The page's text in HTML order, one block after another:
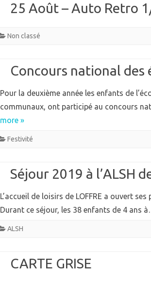
25 Août – Auto Retro
Non classé
Concours national des
Pour la deuxième année les enfants de
communaux, ont participé au concours
more »
Festivité
Séjour 2019 à l’ALSH
L’accueil de loisirs de LOFFRE a ouvert
Durant ce séjour, les 38 enfants de 4 ans
ALSH
CARTE GRISE